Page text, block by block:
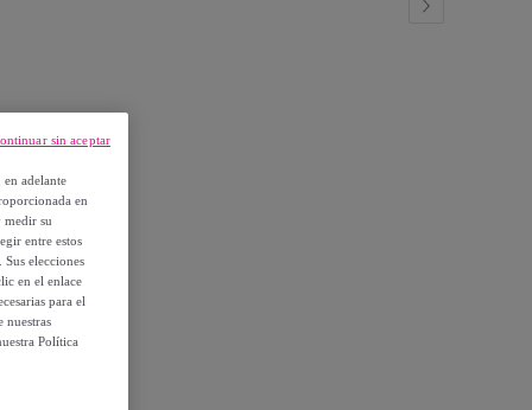
adelante
en
medir su
entre estos
elecciones
en el enlace
para el
nuestras
Política
sin aceptar